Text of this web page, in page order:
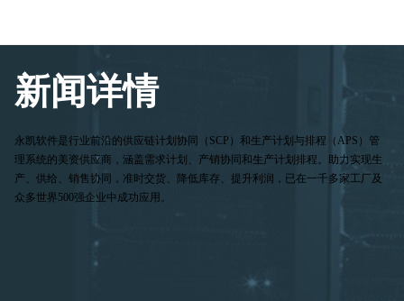
新闻详情
永凯软件是行业前沿的供应链计划协同（SCP）和生产计划与排程（APS）管
理系统的美资供应商，涵盖需求计划、产销协同和生产计划排程。助力实现生
产、供给、销售协同，准时交货、降低库存、提升利润，已在一千多家工厂及
众多世界500强企业中成功应用。